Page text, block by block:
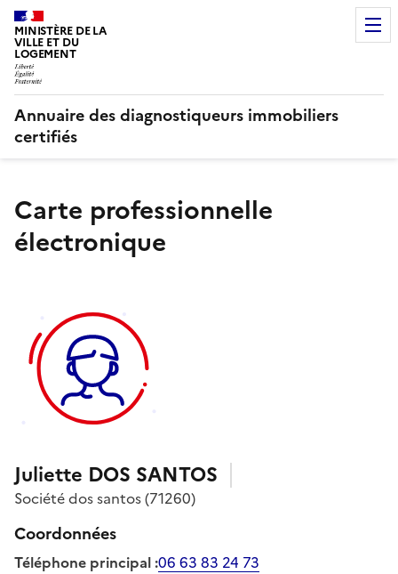
MINISTÈRE DE LA
VILLE ET DU
LOGEMENT
Annuaire des diagnostiqueurs immobiliers
certifiés
Carte professionnelle
électronique
Juliette DOS SANTOS
Sociétédos santos(71260)
Coordonnées
Téléphone principal:06 63 83 24 73